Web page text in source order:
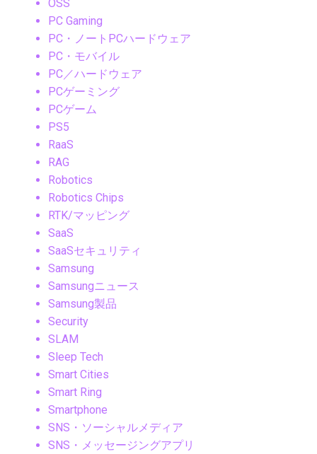
OSS
PC Gaming
PC・ノートPCハードウェア
PC・モバイル
PC／ハードウェア
PCゲーミング
PCゲーム
PS5
RaaS
RAG
Robotics
Robotics Chips
RTK/マッピング
SaaS
SaaSセキュリティ
Samsung
Samsungニュース
Samsung製品
Security
SLAM
Sleep Tech
Smart Cities
Smart Ring
Smartphone
SNS・ソーシャルメディア
SNS・メッセージングアプリ